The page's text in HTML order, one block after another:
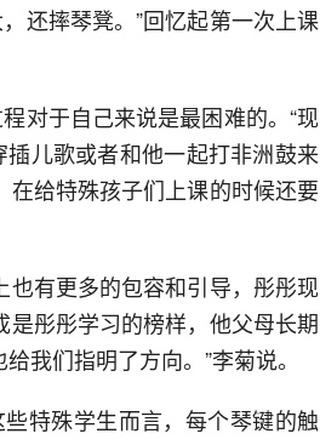
还摔琴凳。”回忆起第一次上课
对于自己来说是最困难的。“现
儿歌或者和他一起打非洲鼓来
给特殊孩子们上课的时候还要
有更多的包容和引导，彤彤现
彤彤学习的榜样，他父母长期
我们指明了方向。”李菊说。
特殊学生而言，每个琴键的触